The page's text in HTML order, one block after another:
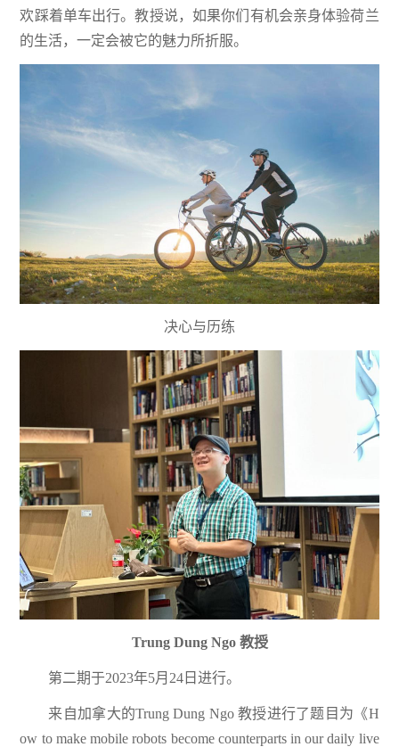
欢踩着单车出行。教授说，如果你们有机会亲身体验荷兰
的生活，一定会被它的魅力所折服。
决心与历练
Trung Dung Ngo 教授
第二期于2023年5月24日进行。
来自加拿大的Trung Dung Ngo 教授进行了题目为《H
ow to make mobile robots become counterparts in our daily live